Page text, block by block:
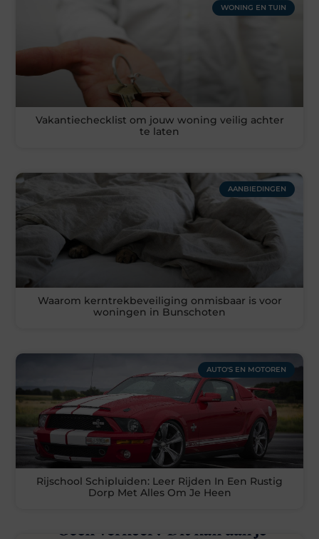
WONING EN TUIN
Vakantiechecklist om jouw woning veilig achter
te laten
AANBIEDINGEN
Waarom kerntrekbeveiliging onmisbaar is voor
woningen in Bunschoten
AUTO'S EN MOTOREN
Rijschool Schipluiden: Leer Rijden In Een Rustig
Dorp Met Alles Om Je Heen